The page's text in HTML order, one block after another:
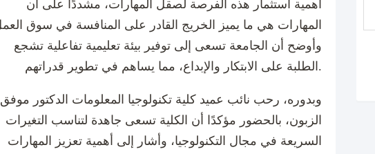
أهمية استثمار هذه الفرصة لصقل المهارات، مشددًا على أن
المهارات هي ما يميز الخريج القادر على المنافسة في سوق
وأوضح أن الجامعة تسعى إلى توفير بيئة تعليمية تفاعلية تشجع
الطلبة على الابتكار والإبداع، مما يساهم في تطوير قدراتهم.
وبدوره، رحب نائب عميد كلية تكنولوجيا المعلومات الدكتور موفق
الزبون، بالحضور مؤكدًا أن الكلية تسعى جاهدة لتناسب التغيرات
السريعة في مجال التكنولوجيا، وأشار إلى أهمية تعزيز المهارات